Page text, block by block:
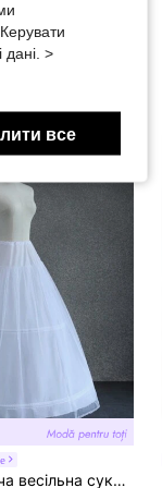
Cravure Жіноча весільна сукня-кринолін, 1 шт., великі розміри, 3 сталеві кільця та 1 тюлева спідниця, підкладка з пишної спідниці принцеси, осінній одяг для жінок
>
все